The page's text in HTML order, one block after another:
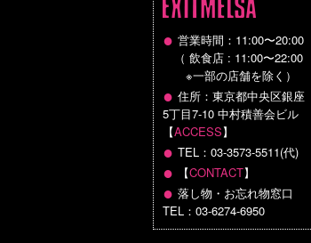
● 営業時間：11:00〜20:00
（ 飲食店 : 11:00〜22:00
※一部の店舗を除く）
● 住所：東京都中央区銀座
5丁目7-10 中村積善会ビル
【ACCESS】
● TEL：03-3573-5511(代)
● 【CONTACT】
● 落し物・お忘れ物窓口
TEL：03-6274-6950